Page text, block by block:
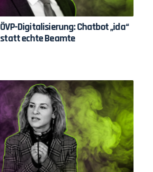
ÖVP-Digitalisierung: Chatbot „ida“
statt echte Beamte